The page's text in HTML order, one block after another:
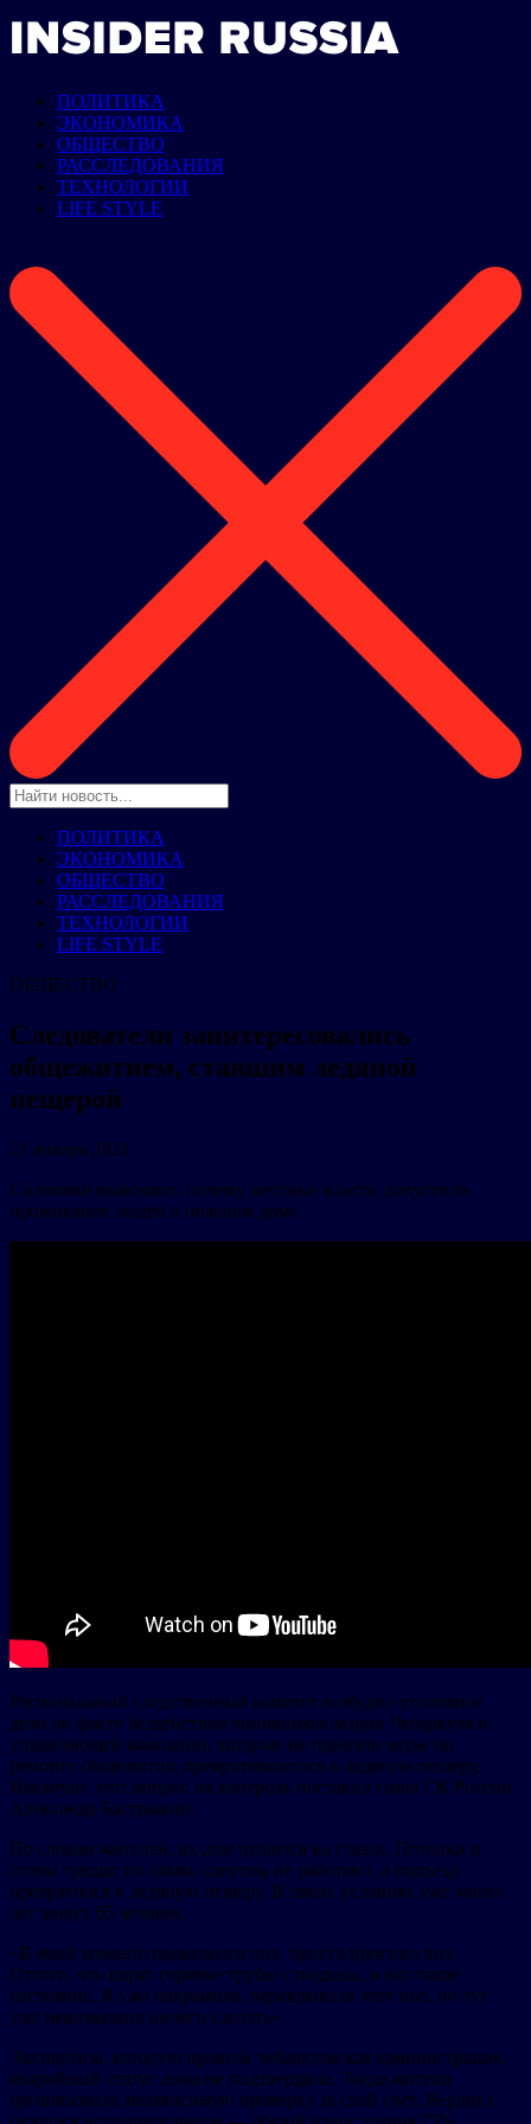
ПОЛИТИКА
ЭКОНОМИКА
ОБЩЕСТВО
РАССЛЕДОВАНИЯ
ТЕХНОЛОГИИ
LIFE STYLE
ПОЛИТИКА
ЭКОНОМИКА
ОБЩЕСТВО
РАССЛЕДОВАНИЯ
ТЕХНОЛОГИИ
LIFE STYLE
ОБЩЕСТВО
Следователи заинтересовались
общежитием, ставшим ледяной
пещерой
21 января 2021
Силовики выясняют, почему местные власти допустили
проживание людей в опасном доме
Региональный следственный комитет возбудил уголовное
дело по факту бездействия чиновников мэрии Чебаркуля и
управляющей компании, которые не приняли меры по
ремонту общежития, превратившегося в ледяную пещеру.
Накануне этот вопрос на контроль поставил глава СК России
Александр Бастрыкин.
По словам жителей, их дом рушится на глазах. Потолки и
стены трещат по швам, санузлы не работают, а подъезд
превратился в ледяную пещеру. В таких условиях уже много
лет живут 65 человек.
«В моей комнате провалился пол, просто прогнил пол.
Оттого, что парят горячие трубы с подвала, и вот такое
состояние. Я уже накрывала, перекрывала этот пол, но тут
уже невозможно ничего сделать».
Экспертиза, которую провела чебаркульская администрация,
аварийный статус дома не подтвердила. Тогда жители
организовали независимую проверку за свой счет. Вердикт